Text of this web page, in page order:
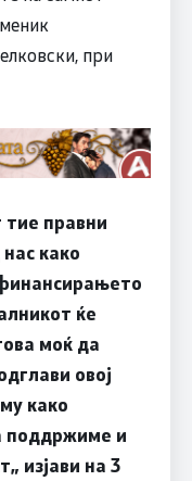
при
правни
како
ќе
моќ да
овој
како
поддржиме и
изјави на 3